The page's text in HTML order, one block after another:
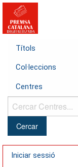
Títols
Col·leccions
Centres
Cercar
Centres...
Iniciar sessió